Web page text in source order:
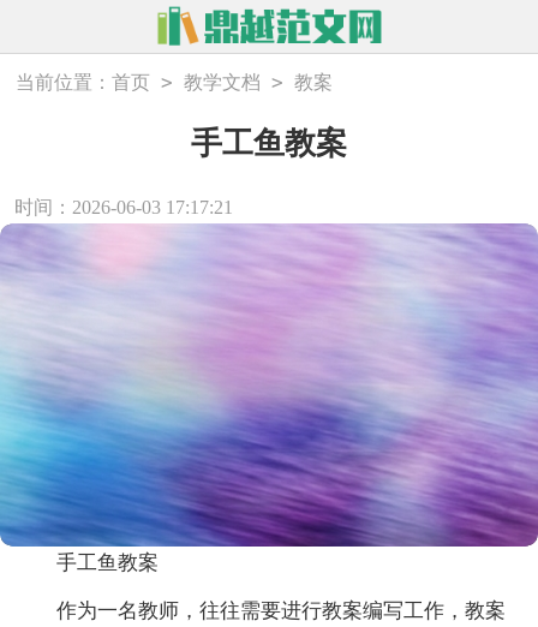
当前位置：首页 > 教学文档 > 教案
手工鱼教案
时间：2026-06-03 17:17:21
手工鱼教案
作为一名教师，往往需要进行教案编写工作，教案